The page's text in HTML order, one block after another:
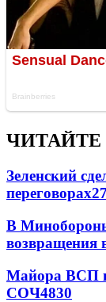
Зеленский
переговорах
В
возвращения
Майора ВСП
СОЧ4830